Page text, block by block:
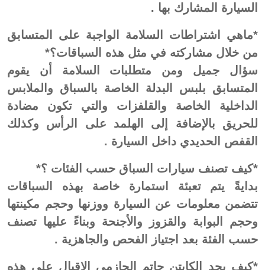
السيارة المشارك بها .
*ماهي اشتراطات السلامة الواجبة على المتسابق
من خلال مشاركته في مثل هذه السباقات؟*
سؤال جميل ومن متطلبات السلامة أن يقوم
المتسابق بلبس البدلة الخاصة بالسباق والملابس
الداخلية الخاصة والقلفزات والتي تكون مضادة
للحريق بالإضافة إلى الهلمد على الرأس وكذلك
القفص الحديدي داخل السيارة .
*كيف تصنف سيارات السباق حسب الفئات ؟*
بدايةً يتم تعبئة استمارة خاصة بهذه السباقات
تتضمن معلومات عن السيارة ووزنها وحجم مكينتها
وحجم البوابة والقزوز والأجنحة وبناءً عليها تصنف
حسب الفئة بعد اجتياز الفحص والجاهزية .
*كيف يجد الكابتن حاتم الحازمي الإقبال على هذه